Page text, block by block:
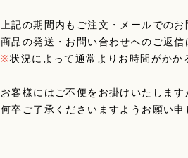
上記の期間内もご注文・メールでの
商品の発送・お問い合わせへのご返
※状況によって通常よりお時間がかか
お客様にはご不便をお掛けいたします
何卒ご了承くださいますようお願い申